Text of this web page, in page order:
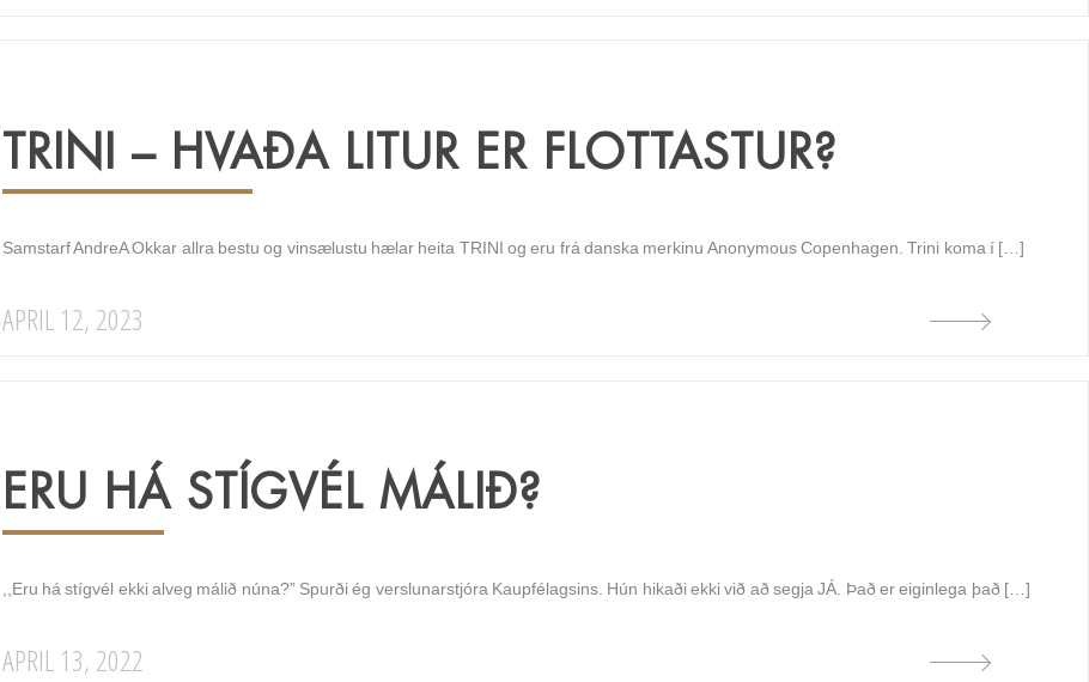
TRINI – HVAÐA LITUR ER FLOTTASTUR?
Samstarf AndreA Okkar allra bestu og vinsælustu hælar heita TRINI og eru frá danska merkinu Anonymous Copenhagen. Trini koma í […]
APRIL 12, 2023
ERU HÁ STÍGVÉL MÁLIÐ?
,,Eru há stígvél ekki alveg málið núna?” Spurði ég verslunarstjóra Kaupfélagsins. Hún hikaði ekki við að segja JÁ. Það er eiginlega það […]
APRIL 13, 2022